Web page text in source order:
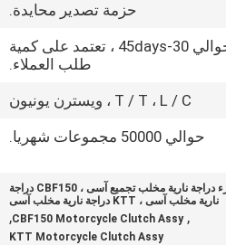
حزمة تصدير محايدة.
حوالي 30-45days ، تعتمد على كمية
طلب العملاء.
T / T ، L / C ، ويسترن يونيون
حوالي 50000 مجموعات شهريا.
محرك جزء دراجة نارية مخلب تجميع آسى ، CBF150 دراجة
نارية مخلب آسى ، KTT دراجة نارية مخلب آسى
,
CBF150 Motorcycle Clutch Assy
,
KTT Motorcycle Clutch Assy